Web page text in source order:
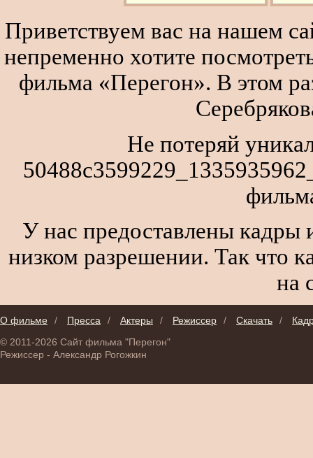
Приветствуем вас на нашем
непременно хотите
фильма «Перегон». В этом
Не потеряй
У нас предоставлены кадры
низком разрешении. Так что
на
О фильме / Пресса / Актеры / Режиссер / Скачать /
© 2011-2026 Сайт фильма "Перегон"
Режиссер - Александр Рогожкин